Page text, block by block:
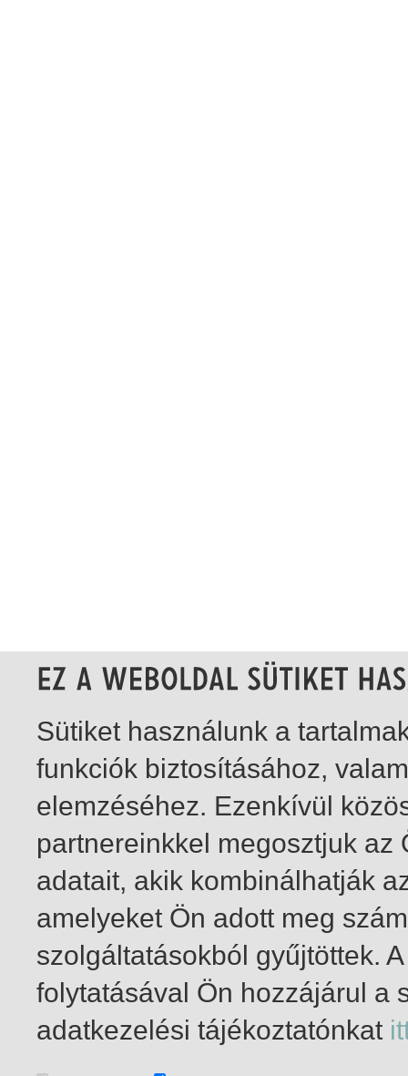
1-2 / insgesamt 2 Treffer
Sütiket használunk a
funkciók biztosításához,
elemzéséhez. Ezenkívül
partnereinkkel megosztjuk
adatait, akik kombinálhatják
amelyeket Ön adott meg
szolgáltatásokból gyűjtöttek.
folytatásával Ön hozzájárul a
adatkezelési tájékoztatónkat